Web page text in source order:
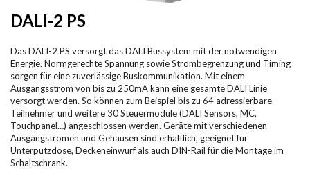
DALI-2 PS
Das DALI-2 PS versorgt das DALI Bussystem mit der notwendigen
Energie. Normgerechte Spannung sowie Strombegrenzung und Timing
sorgen für eine zuverlässige Buskommunikation. Mit einem
Ausgangsstrom von bis zu 250mA kann eine gesamte DALI Linie
versorgt werden. So können zum Beispiel bis zu 64 adressierbare
Teilnehmer und weitere 30 Steuermodule (DALI Sensors, MC,
Touchpanel…) angeschlossen werden. Geräte mit verschiedenen
Ausgangströmen und Gehäusen sind erhältlich, geeignet für
Unterputzdose, Deckeneinwurf als auch DIN-Rail für die Montage im
Schaltschrank.